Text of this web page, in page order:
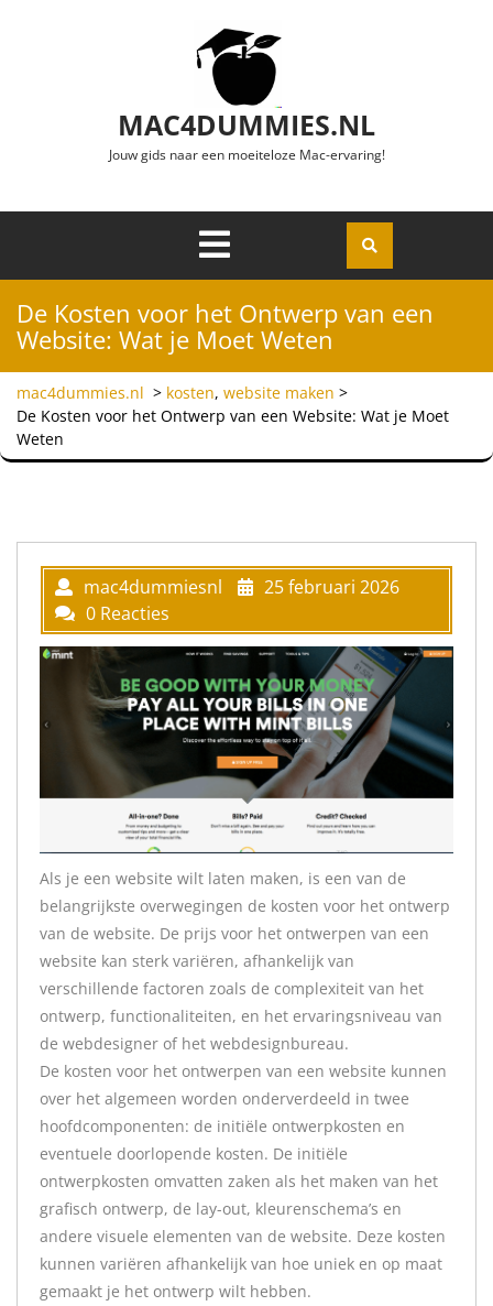
MAC4DUMMIES.NL
Jouw gids naar een moeiteloze Mac-ervaring!
Openen
De Kosten voor het Ontwerp van een
Website: Wat je Moet Weten
mac4dummies.nl > kosten, website maken >
De Kosten voor het Ontwerp van een Website: Wat je Moet
Weten
mac4dummiesnl
25 februari 2026
0 Reacties
Als je een website wilt laten maken, is een van de
belangrijkste overwegingen de kosten voor het ontwerp
van de website. De prijs voor het ontwerpen van een
website kan sterk variëren, afhankelijk van
verschillende factoren zoals de complexiteit van het
ontwerp, functionaliteiten, en het ervaringsniveau van
de webdesigner of het webdesignbureau.
De kosten voor het ontwerpen van een website kunnen
over het algemeen worden onderverdeeld in twee
hoofdcomponenten: de initiële ontwerpkosten en
eventuele doorlopende kosten. De initiële
ontwerpkosten omvatten zaken als het maken van het
grafisch ontwerp, de lay-out, kleurenschema’s en
andere visuele elementen van de website. Deze kosten
kunnen variëren afhankelijk van hoe uniek en op maat
gemaakt je het ontwerp wilt hebben.